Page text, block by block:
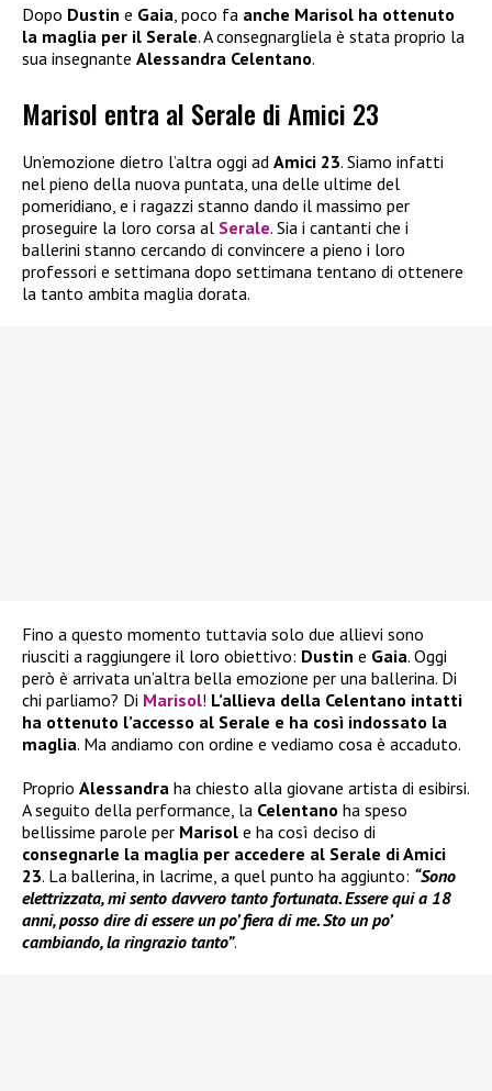
Dopo Dustin e Gaia , poco fa anche Marisol ha ottenuto
la maglia per il Serale. A consegnargliela è stata proprio la
sua insegnante Alessandra Celentano.
Marisol entra al Serale di Amici 23
Un’emozione dietro l’altra oggi ad Amici 23. Siamo infatti
nel pieno della nuova puntata, una delle ultime del
pomeridiano, e i ragazzi stanno dando il massimo per
proseguire la loro corsa al Serale. Sia i cantanti che i
ballerini stanno cercando di convincere a pieno i loro
professori e settimana dopo settimana tentano di ottenere
la tanto ambita maglia dorata.
Fino a questo momento tuttavia solo due allievi sono
riusciti a raggiungere il loro obiettivo: Dustin e Gaia. Oggi
però è arrivata un’altra bella emozione per una ballerina. Di
chi parliamo? Di Marisol! L’allieva della Celentano intatti
ha ottenuto l’accesso al Serale e ha così indossato la
maglia. Ma andiamo con ordine e vediamo cosa è accaduto.
Proprio Alessandra ha chiesto alla giovane artista di esibirsi.
A seguito della performance, la Celentano ha speso
bellissime parole per Marisol e ha così deciso di
consegnarle la maglia per accedere al Serale di Amici
23. La ballerina, in lacrime, a quel punto ha aggiunto: “Sono
elettrizzata, mi sento davvero tanto fortunata. Essere qui a 18
anni, posso dire di essere un po’ fiera di me. Sto un po’
cambiando, la ringrazio tanto”.